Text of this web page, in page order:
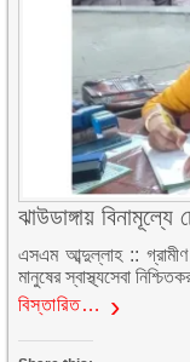
ঝাউডাঙ্গায়
এসএম আব্দুল্লাহ ::
মানুষের স্বাস্থ্যসেবা
বিস্তারিত…